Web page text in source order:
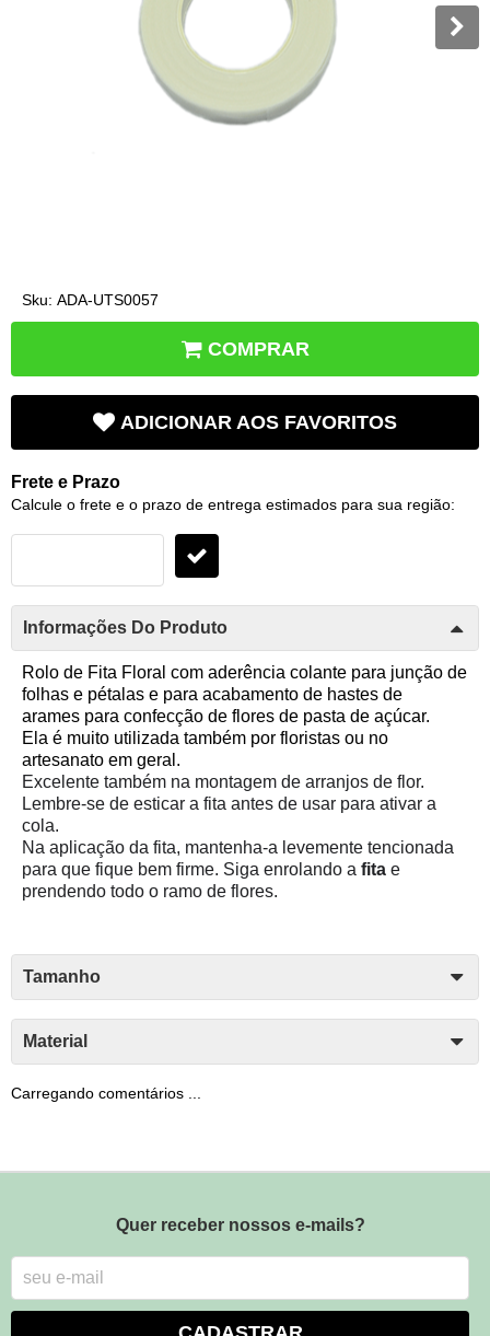
Sku: ADA-UTS0057
COMPRAR
ADICIONAR AOS FAVORITOS
Frete e Prazo
Calcule o frete e o prazo de entrega estimados para sua região:
Informações Do Produto
Rolo de Fita Floral com aderência colante para junção de
folhas e pétalas e para acabamento de hastes de
arames para confecção de flores de pasta de açúcar.
Ela é muito utilizada também por floristas ou no
artesanato em geral.
Excelente também na montagem de arranjos de flor.
Lembre-se de esticar a fita antes de usar para ativar a
cola.
Na aplicação da fita, mantenha-a levemente tencionada
para que fique bem firme. Siga enrolando a fita e
prendendo todo o ramo de flores.
Tamanho
Material
Carregando comentários ...
Quer receber nossos e-mails?